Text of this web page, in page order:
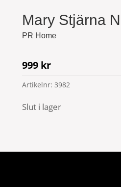
Mary Stjärna
PR Home
999 kr
Artikelnr: 3982
Slut i lager